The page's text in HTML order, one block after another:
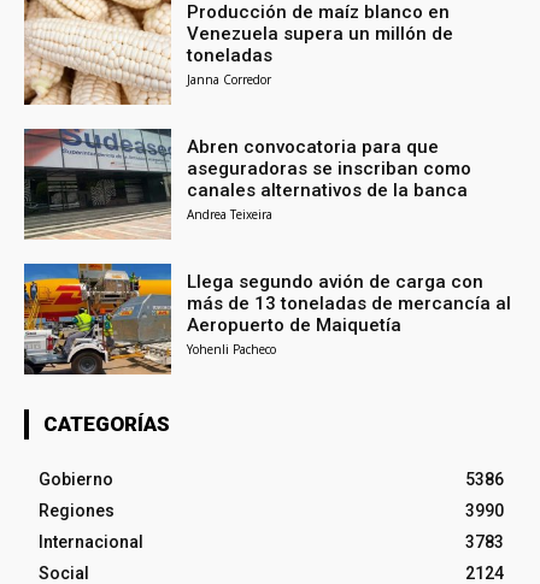
Producción de maíz blanco en
Venezuela supera un millón de
toneladas
Janna Corredor
Abren convocatoria para que
aseguradoras se inscriban como
canales alternativos de la banca
Andrea Teixeira
Llega segundo avión de carga con
más de 13 toneladas de mercancía al
Aeropuerto de Maiquetía
Yohenli Pacheco
CATEGORÍAS
Gobierno
5386
Regiones
3990
Internacional
3783
Social
2124